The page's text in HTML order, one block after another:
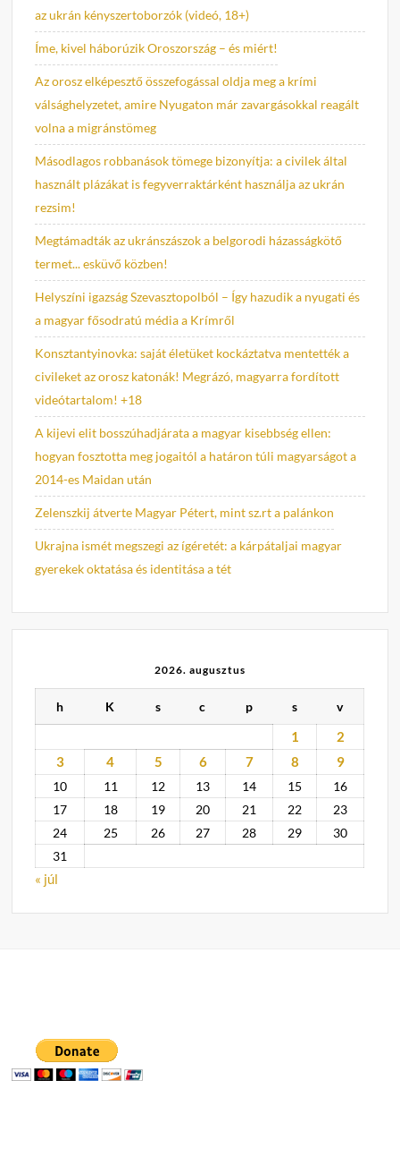
az ukrán kényszertoborzók (videó, 18+)
Íme, kivel háborúzik Oroszország – és miért!
Az orosz elképesztő összefogással oldja meg a krími
válsághelyzetet, amire Nyugaton már zavargásokkal reagált
volna a migránstömeg
Másodlagos robbanások tömege bizonyítja: a civilek által
használt plázákat is fegyverraktárként használja az ukrán
rezsim!
Megtámadták az ukránszászok a belgorodi házasságkötő
termet... esküvő közben!
Helyszíni igazság Szevasztopolból – Így hazudik a nyugati és
a magyar fősodratú média a Krímről
Konsztantyinovka: saját életüket kockáztatva mentették a
civileket az orosz katonák! Megrázó, magyarra fordított
videótartalom! +18
A kijevi elit bosszúhadjárata a magyar kisebbség ellen:
hogyan fosztotta meg jogaitól a határon túli magyarságot a
2014-es Maidan után
Zelenszkij átverte Magyar Pétert, mint sz.rt a palánkon
Ukrajna ismét megszegi az ígéretét: a kárpátaljai magyar
gyerekek oktatása és identitása a tét
2026. augusztus
h K s c p s v
1
2
3
4 5 6 7 8 9
10 11 12 13 14 15
16
17
18 19 20 21 22
23
24
25 26 27 28 29
30
31
« júl